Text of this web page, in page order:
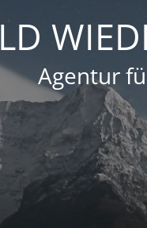
Agentur